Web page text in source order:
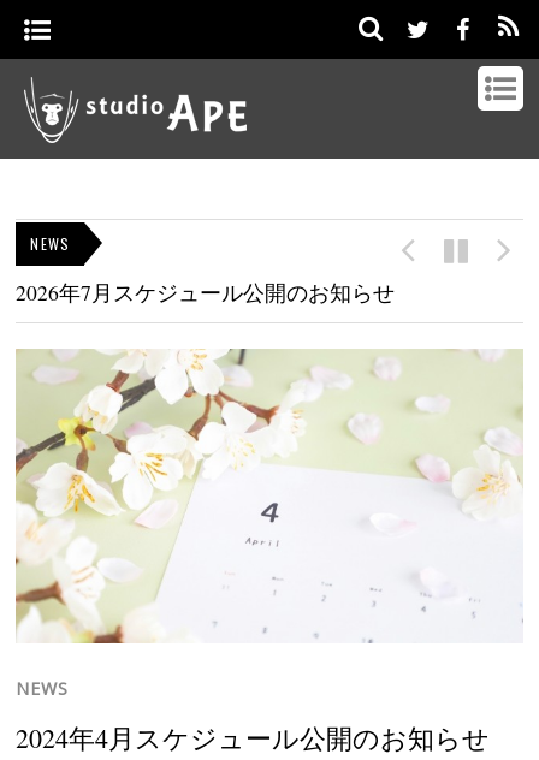
NEWS
2026年7月スケジュール公開のお知らせ
NEWS
2024年4月スケジュール公開のお知らせ